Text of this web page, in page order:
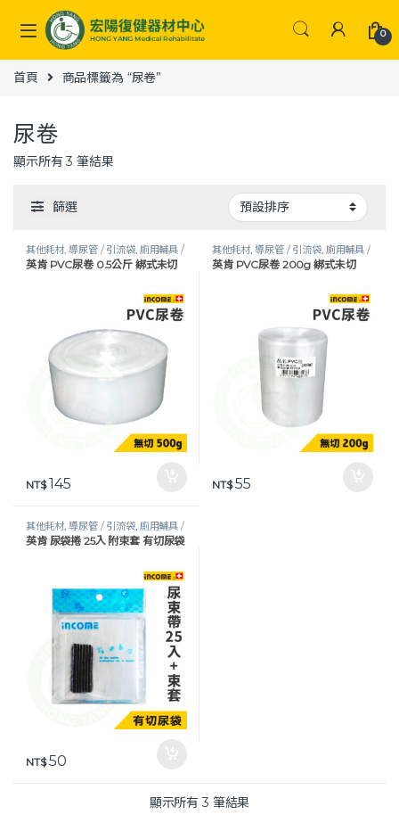
Skip to navigation
Skip to content
0
首頁 商品標籤為 “尿卷”
尿卷
顯示所有 3 筆結果
篩選
其他耗材 ,導尿管 / 引流袋, 廁用輔具 /
接尿器,照護耗材,生活保健
英肯 PVC尿卷 0.5公斤 綁式未切
NT$145
其他耗材 ,導尿管 / 引流袋, 廁用輔具 /
接尿器,照護耗材,生活保健
英肯 PVC尿卷 200g 綁式未切
NT$55
其他耗材,導尿管 / 引流袋, 廁用輔具 /
接尿器,照護耗材,生活保健
英肯 尿袋捲 25入 附束套 有切尿袋
NT$50
顯示所有 3 筆結果